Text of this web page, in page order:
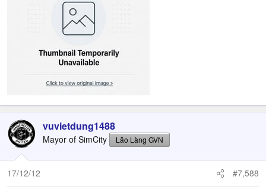
vuvietdung1488
Mayor of SimCity Lão Làng GVN
17/12/12 #7,588